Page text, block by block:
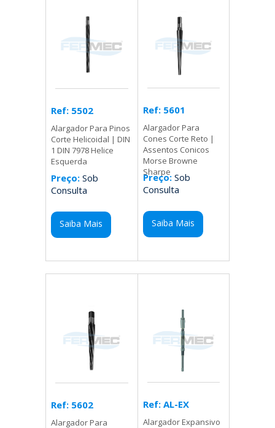
Ref: 5502
Alargador Para Pinos
Corte Helicoidal | DIN
1 DIN 7978 Helice
Esquerda
Preço: Sob
Consulta
Saiba Mais
Ref: 5601
Alargador Para
Cones Corte Reto |
Assentos Conicos
Morse Browne
Sharpe
Preço:Sob
Consulta
Saiba Mais
Ref: 5602
Alargador Para
Ref: AL-EX
Alargador Expansivo